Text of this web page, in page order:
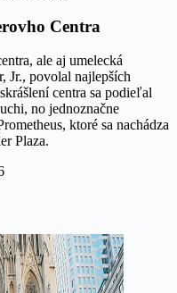
Centra
ale aj umelecká
Jr., povolal najlepších
centra sa podieľal
no jednoznačne
ktoré sa nachádza
Plaza.